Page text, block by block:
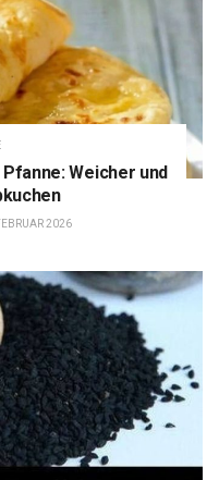
Weicher und
2026